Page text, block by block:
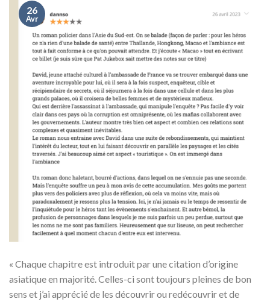
26
Avr
« Chaque chapitre est introduit par une citation d’origine
asiatique en majorité. Celles-ci sont toujours pleines de bon
sens et j’ai apprécié de les découvrir ou redécouvrir et de